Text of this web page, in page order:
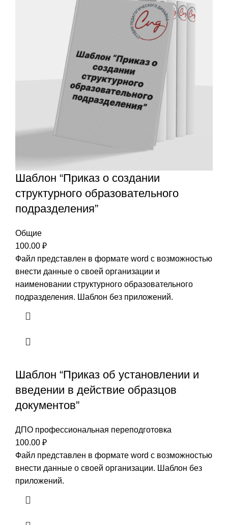
Шаблон “Приказ о создании
структурного образовательного
подразделения”
Общие
100.00 ₽
Файл представлен в формате word с возможностью
внести данные о своей организации и
наименовании структурного образовательного
подразделения. Шаблон без приложений.
Шаблон “Приказ об установлении и
введении в действие образцов
документов”
ДПО профессиональная переподготовка
100.00 ₽
Файл представлен в формате word с возможностью
внести данные о своей организации. Шаблон без
приложений.